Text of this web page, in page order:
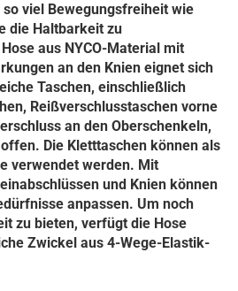
viel Bewegungsfreiheit wie
die Haltbarkeit zu
aus NYCO-Material mit
an den Knien eignet sich
Taschen, einschließlich
Reißverschlusstaschen vorne
an den Oberschenkeln,
Die Kletttaschen können als
verwendet werden. Mit
und Knien können
anpassen. Um noch
zu bieten, verfügt die Hose
Zwickel aus 4-Wege-Elastik-